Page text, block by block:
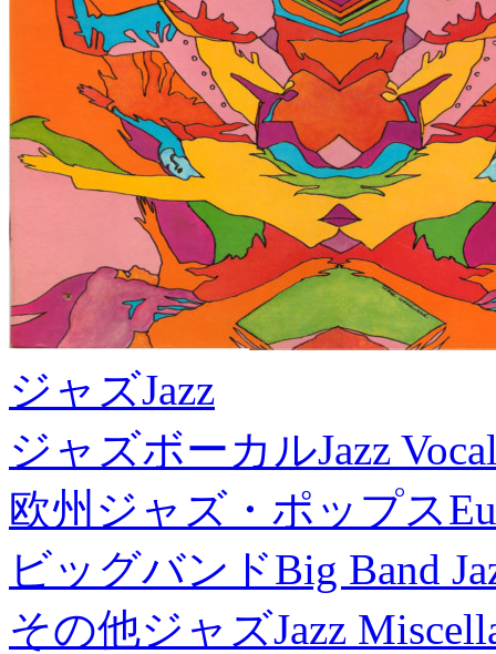
ジャズJazz
ジャズボーカルJazz
欧州ジャズ・ポップス
ビッグバンドBig Band
その他ジャズJazz